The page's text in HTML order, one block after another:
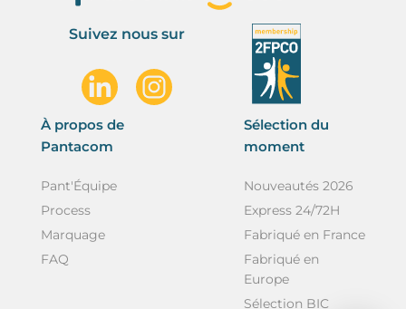
Suivez nous sur
À propos de
Pantacom
Pant'Équipe
Process
Marquage
FAQ
Sélection du
moment
Nouveautés 2026
Express 24/72H
Fabriqué en France
Fabriqué en
Europe
Sélection BIC